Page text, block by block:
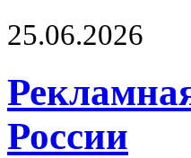
25.06.2026
России